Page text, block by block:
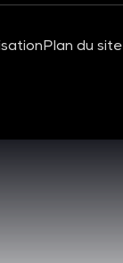
Plan du site